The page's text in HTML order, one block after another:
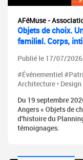
AFéMuse -
Objets de choix.
familial. Corps,
Publié le 17/07/2026
#Événementiel
Architecture • Design
Du 19 septembre
Angers « Objets de
d'histoire du
témoignages.